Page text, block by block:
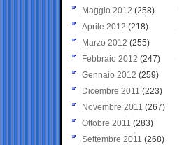
Maggio 2012 (258)
Aprile 2012 (218)
Marzo 2012 (255)
Febbraio 2012 (247)
Gennaio 2012 (259)
Dicembre 2011 (223)
Novembre 2011 (267)
Ottobre 2011 (283)
Settembre 2011 (268)